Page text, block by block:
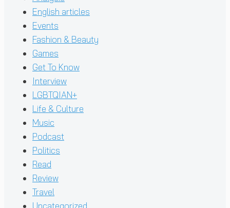
English articles
Events
Fashion & Beauty
Games
Get To Know
Interview
LGBTQIAN+
Life & Culture
Music
Podcast
Politics
Read
Review
Travel